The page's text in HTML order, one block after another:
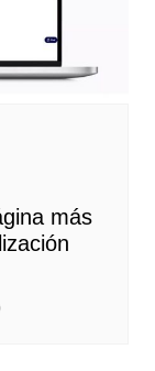
más